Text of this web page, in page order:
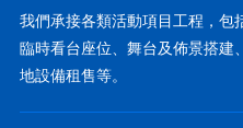
我們承接各類活動項目工程，包
臨時看台座位、舞台及佈景搭建
地設備租售等。